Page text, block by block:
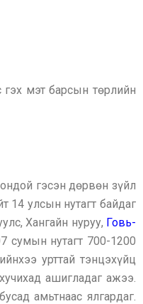
мэт барсын төрлийн
гэсэн дөрвөн зүйл
14 улсын нутагт байдаг
Хангайн нуруу, Говь-
сумын нутагт 700-1200
урттай тэнцэхүйц
ашигладаг ажээ.
амьтнаас ялгардаг.